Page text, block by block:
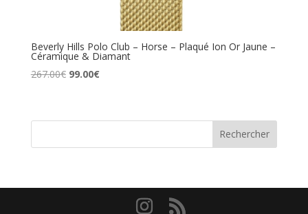
Beverly Hills Polo Club – Horse – Plaqué Ion Or Jaune –
Céramique & Diamant
267.00€ Le
était :
99.00€Le
est :
Rechercher